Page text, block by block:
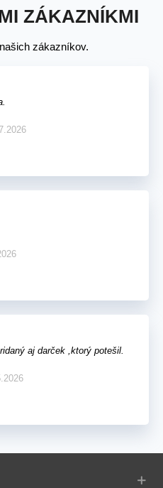
ZÁKAZNÍKMI
zákazníkov.
aj darček ,ktorý potešil.